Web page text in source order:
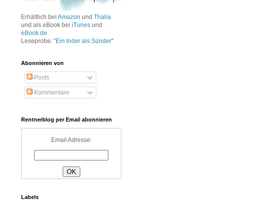
Erhältlich bei Amazon und Thalia
und als eBook bei iTunes und
eBook.de
Leseprobe: "Ein Inder als Sünder"
Abonnieren von
Posts
Kommentare
Rentnerblog per Email abonnieren
Email Adresse:
Labels